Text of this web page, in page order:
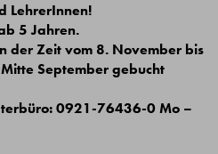
LehrerInnen!
5 Jahren.
der Zeit vom 8. November bis
September gebucht
0921-76436-0 Mo –